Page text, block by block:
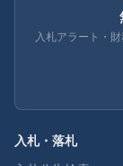
入札アラート・
入札・落札